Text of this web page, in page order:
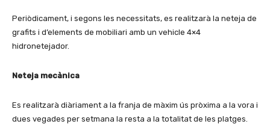
Periòdicament, i segons les necessitats, es realitzarà la neteja de
grafits i d’elements de mobiliari amb un vehicle 4×4
hidronetejador.
Neteja mecànica
Es realitzarà diàriament a la franja de màxim ús pròxima a la vora i
dues vegades per setmana la resta a la totalitat de les platges.